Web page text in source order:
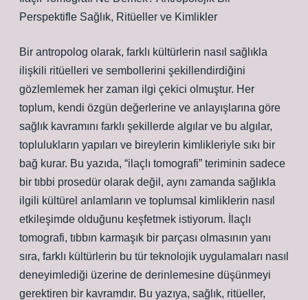
Perspektifle Sağlık, Ritüeller ve Kimlikler
Bir antropolog olarak, farklı kültürlerin nasıl sağlıkla
ilişkili ritüelleri ve sembollerini şekillendirdiğini
gözlemlemek her zaman ilgi çekici olmuştur. Her
toplum, kendi özgün değerlerine ve anlayışlarına göre
sağlık kavramını farklı şekillerde algılar ve bu algılar,
toplulukların yapıları ve bireylerin kimlikleriyle sıkı bir
bağ kurar. Bu yazıda, “ilaçlı tomografi” teriminin sadece
bir tıbbi prosedür olarak değil, aynı zamanda sağlıkla
ilgili kültürel anlamların ve toplumsal kimliklerin nasıl
etkileşimde olduğunu keşfetmek istiyorum. İlaçlı
tomografi, tıbbın karmaşık bir parçası olmasının yanı
sıra, farklı kültürlerin bu tür teknolojik uygulamaları nasıl
deneyimlediği üzerine de derinlemesine düşünmeyi
gerektiren bir kavramdır. Bu yazıya, sağlık, ritüeller,